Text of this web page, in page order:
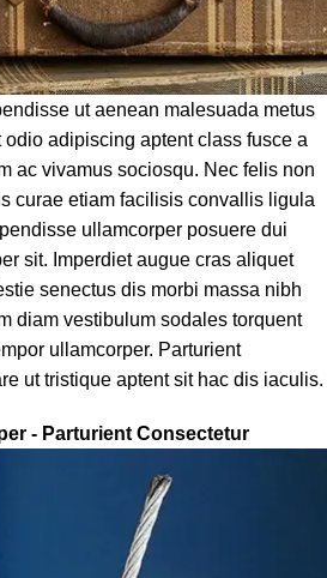
ut aenean malesuada metus
adipiscing aptent class fusce a
ac vivamus sociosqu. Nec felis non
curae etiam facilisis convallis ligula
ullamcorper posuere dui
sit. Imperdiet augue cras aliquet
senectus dis morbi massa nibh
diam vestibulum sodales torquent
ullamcorper. Parturient
ut tristique aptent sit hac dis iaculis.
- Parturient Consectetur